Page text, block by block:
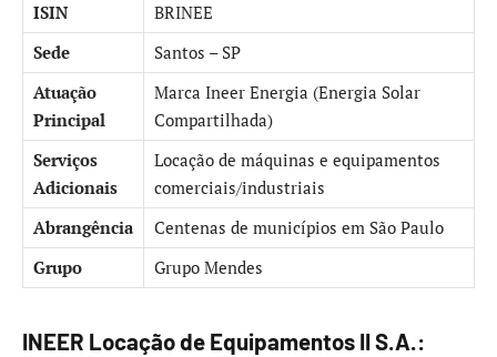
ISIN
BRINEE
Sede
Santos – SP
Atuação
Principal
Marca Ineer Energia (Energia Solar
Compartilhada)
Serviços
Adicionais
Locação de máquinas e equipamentos
comerciais/industriais
Abrangência
Centenas de municípios em São Paulo
Grupo
Grupo Mendes
INEER Locação de Equipamentos II S.A.: